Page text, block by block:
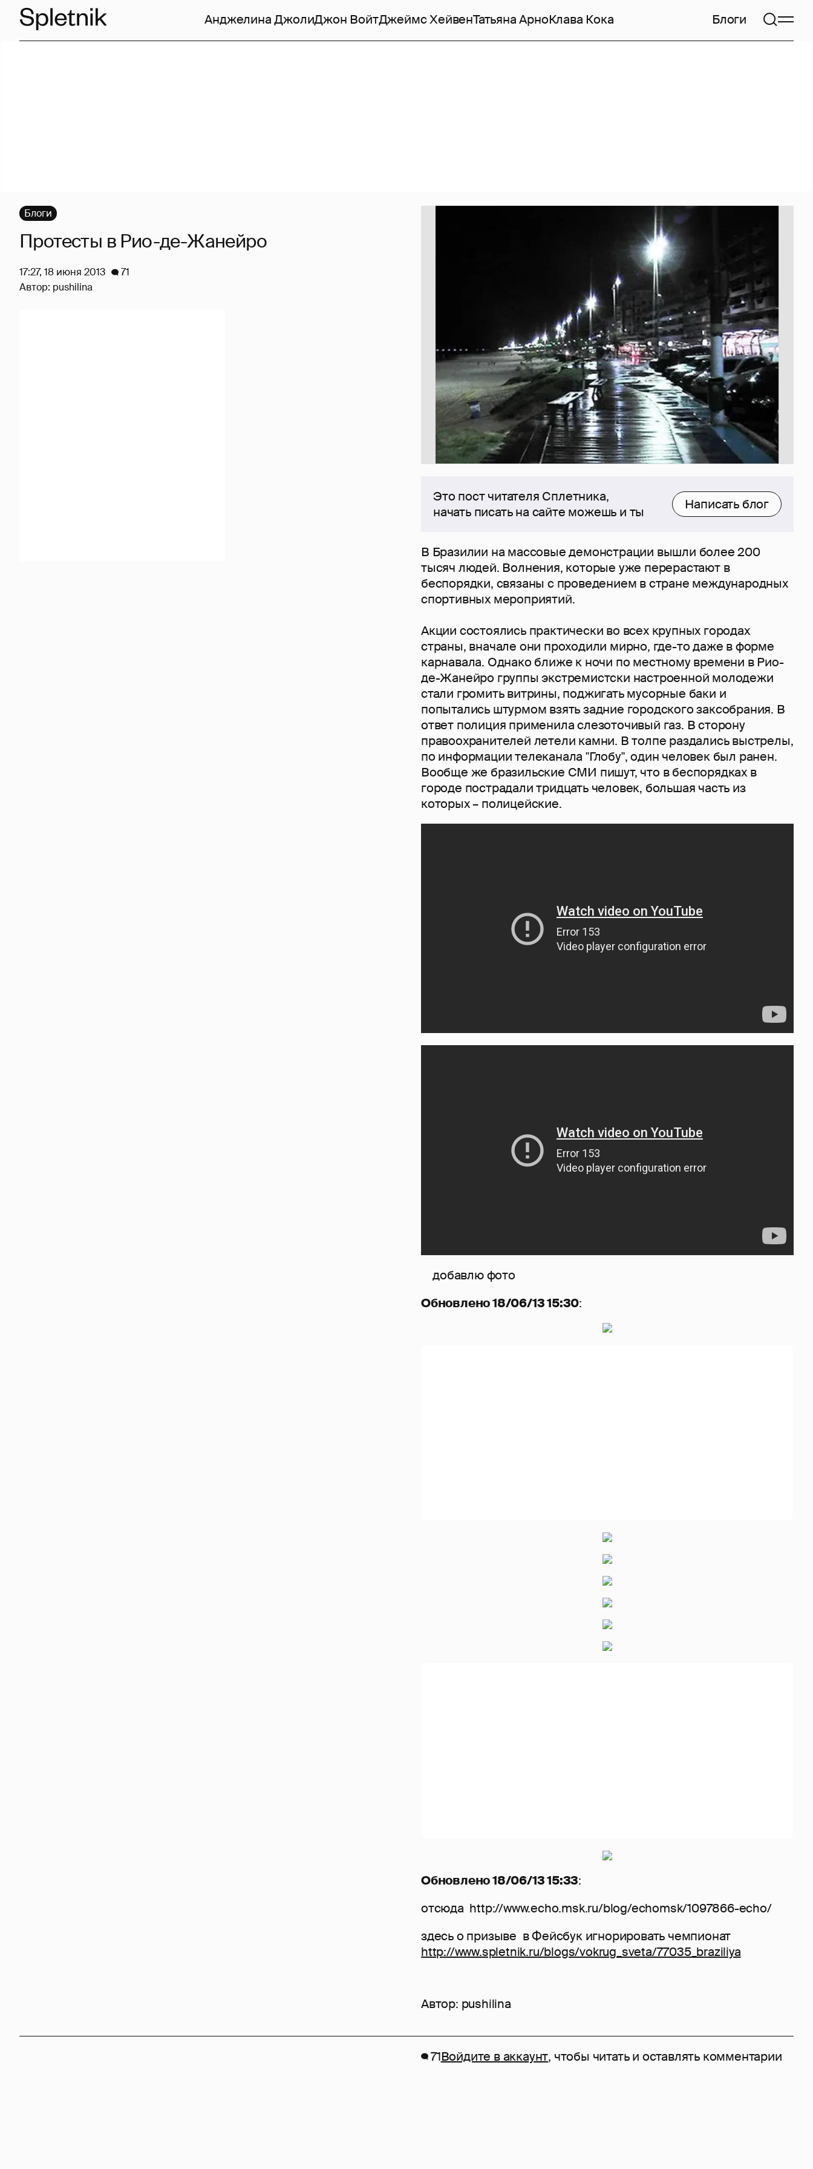
Анджелина ДжолиДжон ВойтДжеймс ХейвенТатьяна АрноКлава Кока Блоги
Это пост читателя Сплетника,
начать писать на сайте можешь и ты
Написать блог
В Бразилии на массовые демонстрации вышли более 200
тысяч людей. Волнения, которые уже перерастают в
беспорядки, связаны с проведением в стране международных
спортивных мероприятий.
Акции состоялись практически во всех крупных городах
страны, вначале они проходили мирно, где-то даже в форме
карнавала. Однако ближе к ночи по местному времени в Рио-
де-Жанейро группы экстремистски настроенной молодежи
стали громить витрины, поджигать мусорные баки и
попытались штурмом взять задние городского заксобрания. В
ответ полиция применила слезоточивый газ. В сторону
правоохранителей летели камни. В толпе раздались выстрелы,
по информации телеканала "Глобу", один человек был ранен.
Вообще же бразильские СМИ пишут, что в беспорядках в
городе пострадали тридцать человек, большая часть из
которых – полицейские.
добавлю фото
Обновлено 18/06/13 15:30:
Обновлено 18/06/13 15:33:
отсюда http://www.echo.msk.ru/blog/echomsk/1097866-echo/
здесь о призыве в Фейсбук игнорировать чемпионат
http://www.spletnik.ru/blogs/vokrug_sveta/77035_braziliya
Автор: pushilina
Блоги
Протесты в Рио-де-Жанейро
17:27, 18 июня 2013
71
Автор: pushilina
71Войдите в аккаунт, чтобы читать и оставлять комментарии